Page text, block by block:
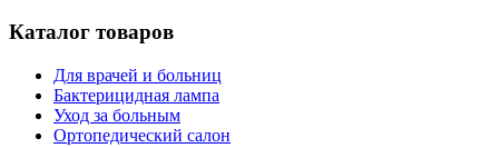
Каталог товаров
Для врачей и больниц
Бактерицидная лампа
Уход за больным
Ортопедический салон